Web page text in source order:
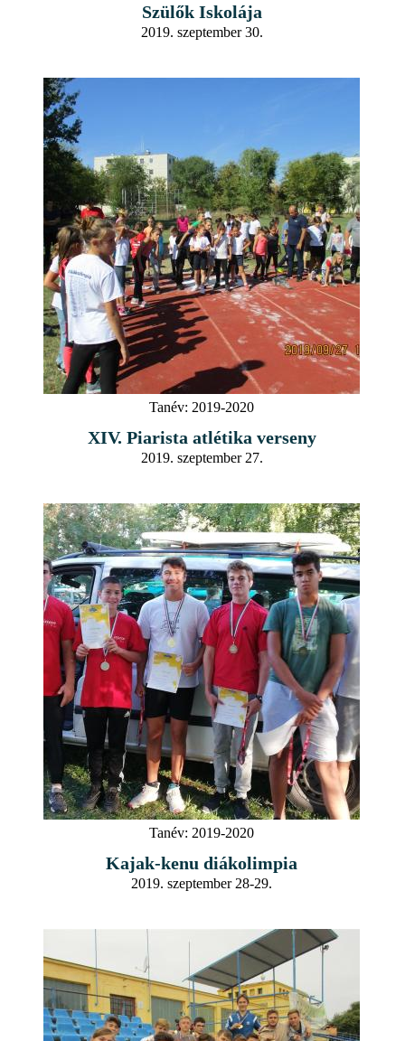
Szülők Iskolája
2019. szeptember 30.
Tanév: 2019-2020
XIV. Piarista atlétika verseny
2019. szeptember 27.
Tanév: 2019-2020
Kajak-kenu diákolimpia
2019. szeptember 28-29.